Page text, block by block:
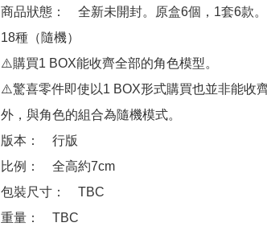
商品狀態：　全新未開封。原盒6個，1套6款
18種（隨機）
⚠️購買1 BOX能收齊全部的角色模型。
⚠️驚喜零件即使以1 BOX形式購買也並非能收
外，與角色的組合為隨機模式。
版本：　行版
比例：　全高約7cm
包裝尺寸：　TBC
重量：　TBC